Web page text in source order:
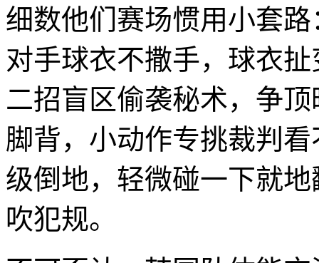
细数他们赛场惯用小套
对手球衣不撒手，球衣
二招盲区偷袭秘术，争
脚背，小动作专挑裁判
级倒地，轻微碰一下就
吹犯规。